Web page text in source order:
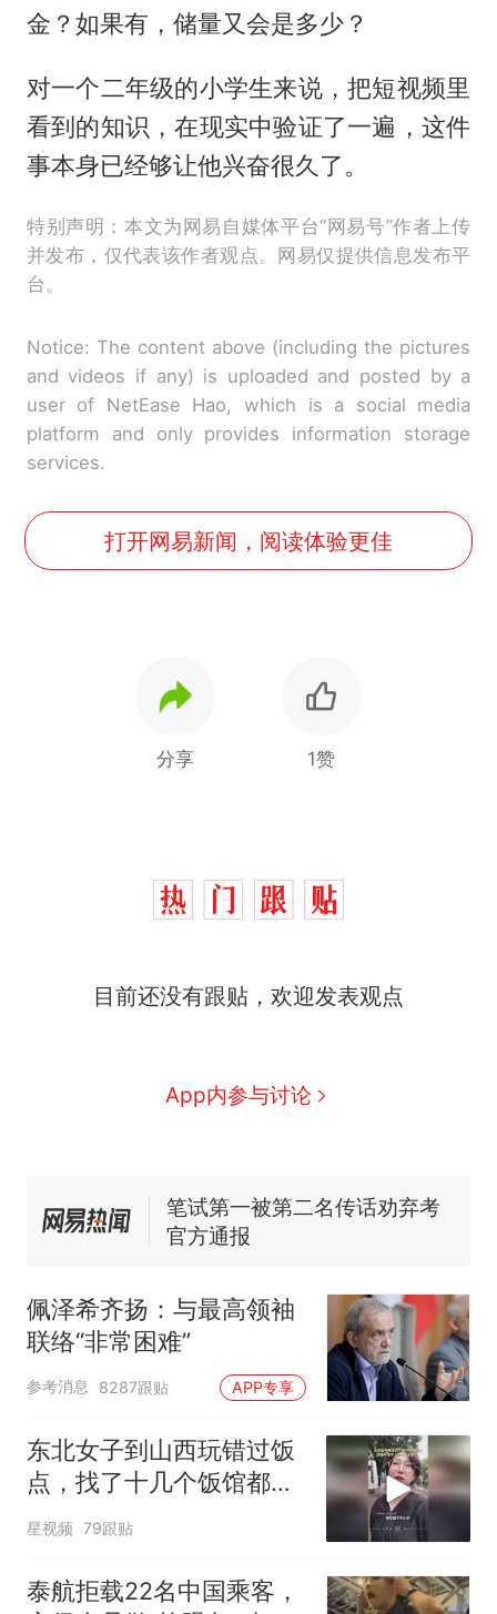
金？如果有，储量又会是多少？
对一个二年级的小学生来说，把短视频里
看到的知识，在现实中验证了一遍，这件
事本身已经够让他兴奋很久了。
特别声明：本文为网易自媒体平台“网易号”作者上传
并发布，仅代表该作者观点。网易仅提供信息发布平
台。
Notice: The content above (including the pictures
and videos if any) is uploaded and posted by a
user of NetEase Hao, which is a social media
platform and only provides information storage
services.
打开网易新闻，阅读体验更佳
分享 1赞
目前还没有跟贴，欢迎发表观点
App内参与讨论
似南京大学数院院长辞职信流
源；曾用手绘图做头像
协会回应
男子上山采菌偶然发现鸡枞菌
窝，原地守1天等它长大：挖了
来源：参考消息）
笔试第一被第二名传话劝弃考
官方通报
热
“不想干了特提出辞职”，疑
似南京大学数院院长辞职信流
传，院方回应：喻良教授已卸
源；曾用手绘图做头像
佩泽希齐扬：与最高领袖
联络“非常困难”
参考消息 8287跟贴 APP专享
东北女子到山西玩错过饭
点，找了十几个饭馆都没
开门：午休到几点
星视频 79跟贴
泰航拒载22名中国乘客，